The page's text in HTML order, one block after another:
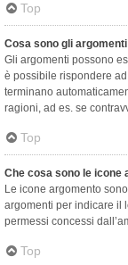
Top
Cosa sono gli
Gli argomenti possono
è possibile rispondere
terminano
ragioni, ad es. se
Top
Che cosa sono le icone
Le icone argomento
argomenti per indicare il
permessi concessi
Top